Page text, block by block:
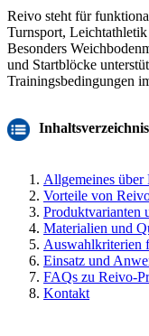
Reivo steht für
Turnsport,
Besonders
und Startblöcke
Trainingsbedingungen
Inhaltsverzeichnis
Allgemeines über
Vorteile von
Produktvarianten
Materialien und
Auswahlkriterien
Einsatz und
FAQs zu Reivo-
Kontakt